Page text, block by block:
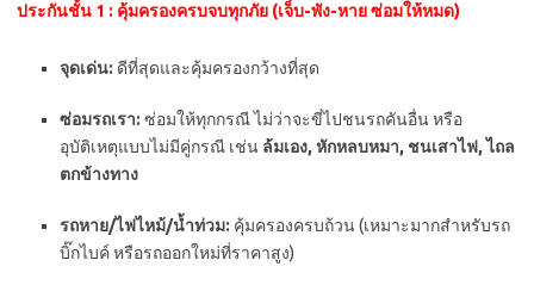
ประกันชั้น 1 : คุ้มครองครบจบทุกภัย (เจ็บ-พัง-หาย ซ่อมให้หมด)
จุดเด่น: ดีที่สุดและคุ้มครองกว้างที่สุด
ซ่อมรถเรา: ซ่อมให้ทุกกรณี ไม่ว่าจะขี่ไปชนรถคันอื่น หรือ
อุบัติเหตุแบบไม่มีคู่กรณี เช่น ล้มเอง, หักหลบหมา, ชนเสาไฟ, ไถล
ตกข้างทาง
รถหาย/ไฟไหม้/น้ำท่วม: คุ้มครองครบถ้วน (เหมาะมากสำหรับรถ
บิ๊กไบค์ หรือรถออกใหม่ที่ราคาสูง)